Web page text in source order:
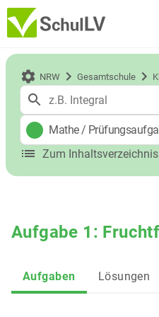
NRW Gesamtschule
Mathe/
Zum Inhaltsverzeichnis
Aufgabe 1:
Aufgaben Lösungen